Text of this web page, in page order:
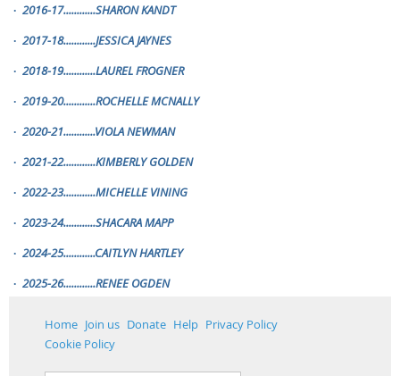
· 2016-17............SHARON KANDT
· 2017-18............JESSICA JAYNES
· 2018-19............LAUREL FROGNER
· 2019-20............ROCHELLE MCNALLY
· 2020-21............VIOLA NEWMAN
· 2021-22............KIMBERLY GOLDEN
· 2022-23............MICHELLE VINING
· 2023-24............SHACARA MAPP
· 2024-25............CAITLYN HARTLEY
· 2025-26............RENEE OGDEN
Home Join us Donate Help Privacy Policy
Cookie Policy